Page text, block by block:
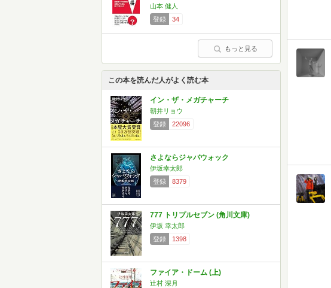
山本 健人
登録
34
もっと見る
この本を読んだ人がよく読む本
イン・ザ・メガチャーチ
朝井リョウ
登録
22096
さよならジャバウォック
伊坂幸太郎
登録
8379
777 トリプルセブン (角川文庫)
伊坂 幸太郎
登録
1398
ファイア・ドーム (上)
辻村 深月